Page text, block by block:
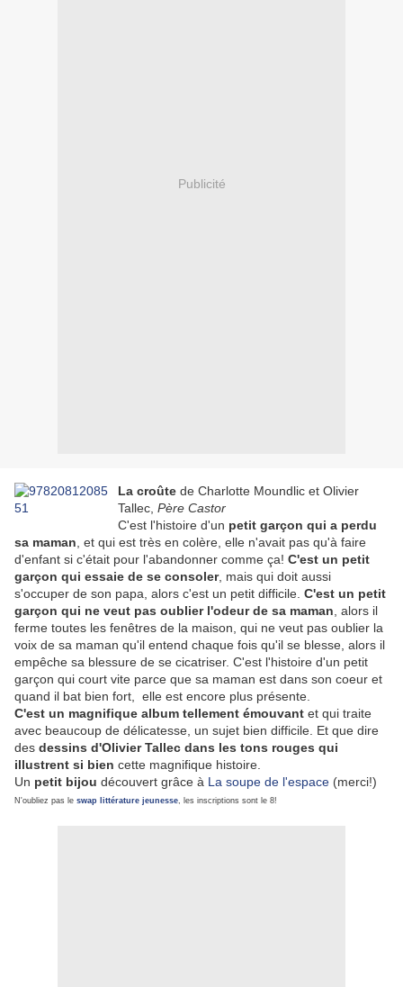
Publicité
La croûte de Charlotte Moundlic et Olivier
Tallec, Père Castor
C'est l'histoire d'un petit garçon qui a perdu
sa maman , et qui est très en colère, elle n'avait pas qu'à faire
d'enfant si c'était pour l'abandonner comme ça! C'est un petit
garçon qui essaie de se consoler, mais qui doit aussi
s'occuper de son papa, alors c'est un petit difficile. C'est un petit
garçon qui ne veut pas oublier l'odeur de sa maman , alors il
ferme toutes les fenêtres de la maison, qui ne veut pas oublier la
voix de sa maman qu'il entend chaque fois qu'il se blesse, alors il
empêche sa blessure de se cicatriser. C'est l'histoire d'un petit
garçon qui court vite parce que sa maman est dans son coeur et
quand il bat bien fort, elle est encore plus présente.
C'est un magnifique album tellement émouvant et qui traite
avec beaucoup de délicatesse, un sujet bien difficile. Et que dire
des dessins d'Olivier Tallec dans les tons rouges qui
illustrent si bien cette magnifique histoire.
Un petit bijou découvert grâce à La soupe de l'espace (merci!)
N'oubliez pas le swap littérature jeunesse, les inscriptions sont le 8!